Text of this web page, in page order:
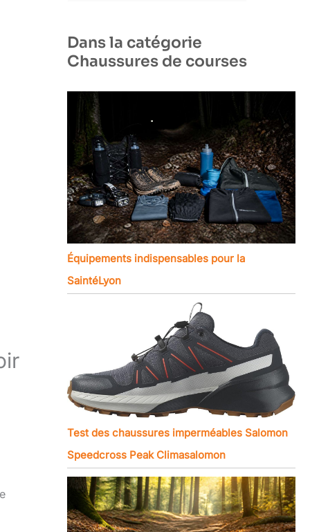
Dans la catégorie
Chaussures de courses
Équipements indispensables pour la
SaintéLyon
Test des chaussures imperméables Salomon
Speedcross Peak Climasalomon